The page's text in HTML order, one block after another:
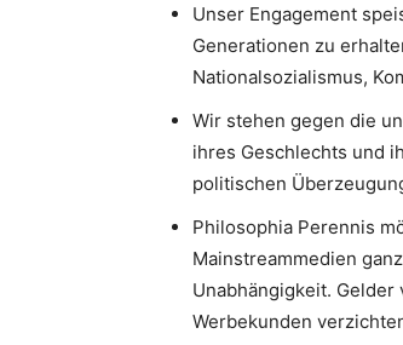
Unser Engagement
Generationen zu
Nationalsozialismus,
Wir stehen gegen die
ihres Geschlechts und
politischen
Philosophia Perennis
Mainstreammedien
Unabhängigkeit.
Werbekunden